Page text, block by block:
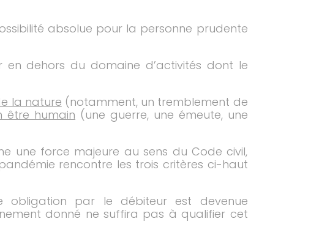
absolue pour la personne prudente
en dehors du domaine d’activités dont le
la nature (notamment, un tremblement de
être humain (une guerre, une émeute, une
une force majeure au sens du Code civil,
rencontre les trois critères ci-haut
obligation par le débiteur est devenue
donné ne suffira pas à qualifier cet